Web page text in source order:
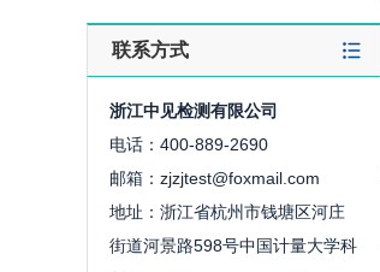
联系方式
浙江中见检测有限公司
电话：400-889-2690
邮箱：zjzjtest@foxmail.com
地址：浙江省杭州市钱塘区河庄
街道河景路598号中国计量大学科